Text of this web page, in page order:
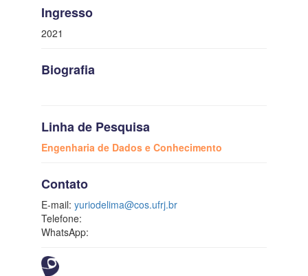
Ingresso
2021
Biografia
Linha de Pesquisa
Engenharia de Dados e Conhecimento
Contato
E-mail: yuriodelima@cos.ufrj.br
Telefone:
WhatsApp: